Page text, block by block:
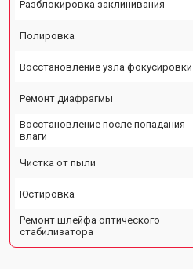
Разблокировка заклинивания
Полировка
Восстановление узла фокусировки
Ремонт диафрагмы
Восстановление после попадания
влаги
Чистка от пыли
Юстировка
Ремонт шлейфа оптического
стабилизатора